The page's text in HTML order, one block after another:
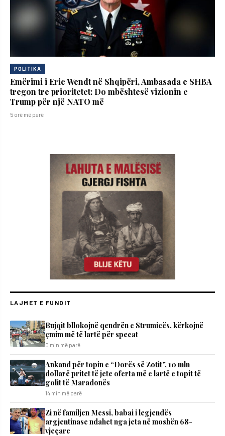
POLITIKA
Emërimi i Eric Wendt në Shqipëri, Ambasada e SHBA
tregon tre prioritetet: Do mbështesë vizionin e
Trump për një NATO më
5 orë më parë
LAJMET E FUNDIT
Bujqit bllokojnë qendrën e Strumicës, kërkojnë
çmim më të lartë për specat
0 min më parë
Ankand për topin e “Dorës së Zotit”, 10 mln
dollarë pritet të jete oferta më e lartë e topit të
golit të Maradonës
14 min më parë
Zi në familjen Messi, babai i legjendës
argjentinase ndahet nga jeta në moshën 68-
vjeçare